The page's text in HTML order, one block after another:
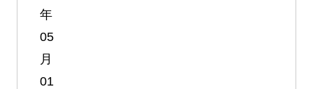
年
05
月
01